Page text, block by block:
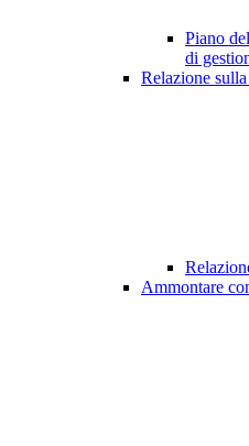
Piano
di
Relazione
Ammontare